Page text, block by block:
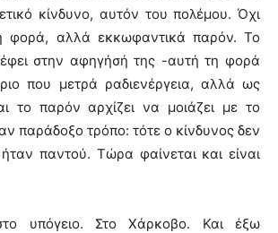
κίνδυνο, αυτόν του πολέμου. Όχι
φορά, αλλά εκκωφαντικά παρόν. Το
στην αφηγήσή της -αυτή τη φορά
που μετρά ραδιενέργεια, αλλά ως
το παρόν αρχίζει να μοιάζει με το
παράδοξο τρόπο: τότε ο κίνδυνος δεν
παντού. Τώρα φαίνεται και είναι
υπόγειο. Στο Χάρκοβο. Και έξω